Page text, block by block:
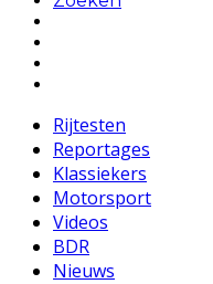
Rijtesten
Reportages
Klassiekers
Motorsport
Videos
BDR
Nieuws